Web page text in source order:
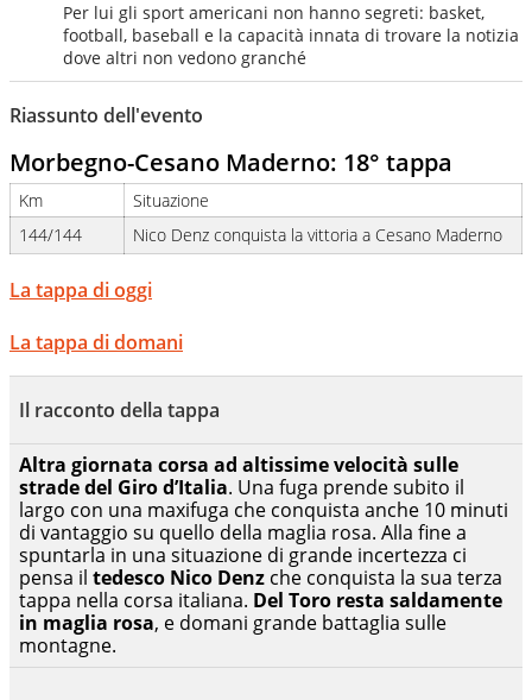
Per lui gli sport americani non hanno segreti: basket,
football, baseball e la capacità innata di trovare la notizia
dove altri non vedono granché
Riassunto dell'evento
Morbegno-Cesano Maderno: 18° tappa
Km
Situazione
144/144
Nico Denz conquista la vittoria a Cesano Maderno
La tappa di oggi
La tappa di domani
Il racconto della tappa
Altra giornata corsa ad altissime velocità sulle
strade del Giro d’Italia. Una fuga prende subito il
largo con una maxifuga che conquista anche 10 minuti
di vantaggio su quello della maglia rosa. Alla fine a
spuntarla in una situazione di grande incertezza ci
pensa il tedesco Nico Denz che conquista la sua terza
tappa nella corsa italiana. Del Toro resta saldamente
in maglia rosa, e domani grande battaglia sulle
montagne.